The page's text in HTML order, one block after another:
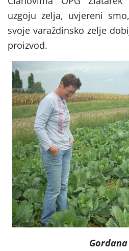
uzgoju zelja, uvjereni
svoje varaždinsko zelje
proizvod.